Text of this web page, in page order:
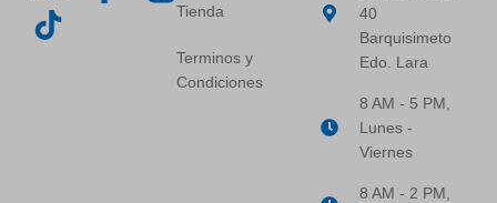
Tienda
Terminos y
Condiciones
40
Barquisimeto
Edo. Lara
8 AM - 5 PM,
Lunes -
Viernes
8 AM - 2 PM,